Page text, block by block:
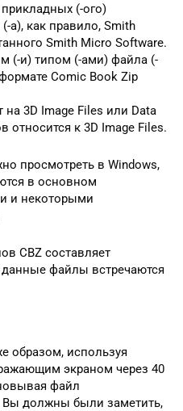
(-ого)
а), как правило, Smith
Smith Micro Software.
(-и) типом (-ами) файла (-
Comic Book Zip
3D Image Files или Data
относится к 3D Image Files.
просмотреть в Windows,
в основном
и некоторыми
CBZ составляет
данные файлы встречаются
образом, используя
экраном через 40
файл
должны были заметить,